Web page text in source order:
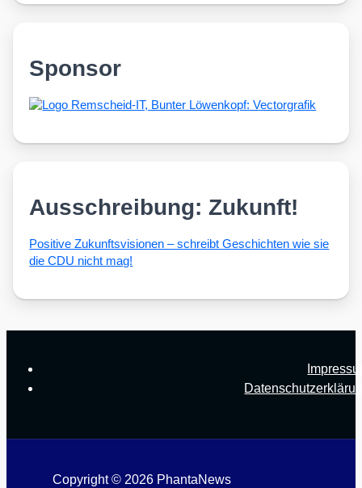
Sponsor
Ausschreibung: Zukunft!
Posi­ti­ve Zukunfts­vi­sio­nen – schreibt Geschich­ten wie sie
die CDU nicht mag!
Copyright © 2026 PhantaNews